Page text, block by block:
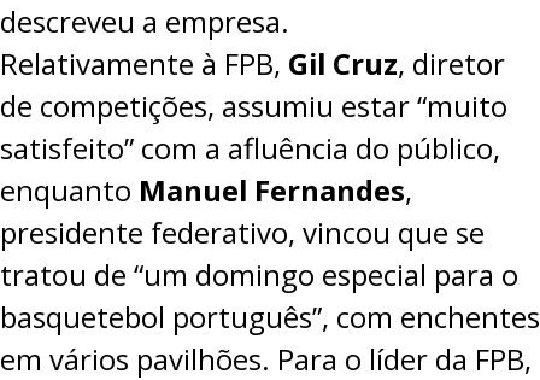
descreveu a empresa.
Relativamente à FPB, Gil Cruz, diretor
de competições, assumiu estar “muito
satisfeito” com a afluência do público,
enquanto Manuel Fernandes,
presidente federativo, vincou que se
tratou de “um domingo especial para o
basquetebol português”, com enchentes
em vários pavilhões. Para o líder da FPB,